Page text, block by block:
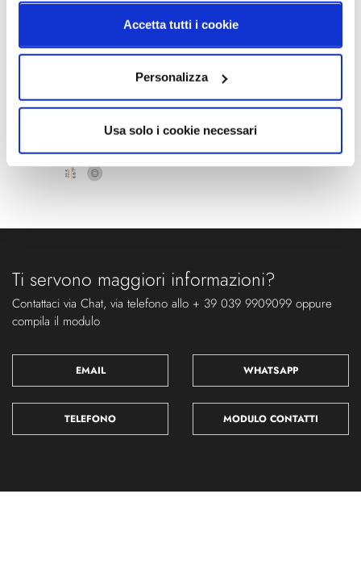
Accetta tutti i cookie
Personalizza
Usa solo i cookie necessari
Ti servono maggiori informazioni?
Contattaci via Chat, via telefono allo + 39 039 9909099 oppure
compila il modulo
EMAIL WHATSAPP
TELEFONO MODULO CONTATTI